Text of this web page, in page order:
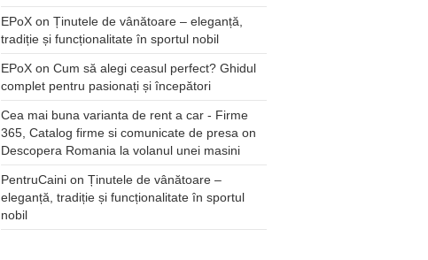
EPoX on Ținutele de vânătoare – eleganță,
tradiție și funcționalitate în sportul nobil
EPoX on Cum să alegi ceasul perfect? Ghidul
complet pentru pasionați și începători
Cea mai buna varianta de rent a car - Firme
365, Catalog firme si comunicate de presa on
Descopera Romania la volanul unei masini
PentruCaini on Ținutele de vânătoare –
eleganță, tradiție și funcționalitate în sportul
nobil